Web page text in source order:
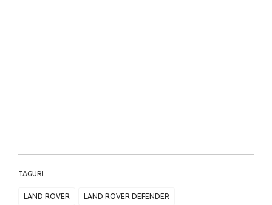
TAGURI
LAND ROVER LAND ROVER DEFENDER